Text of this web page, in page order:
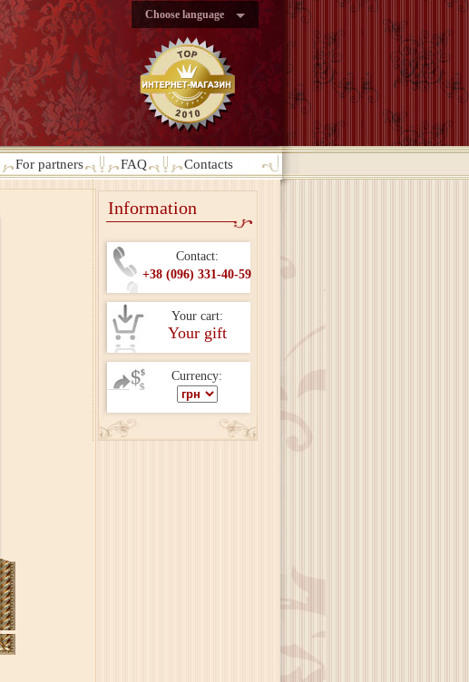
Choose language
For partners FAQ Contacts
Information
Contact:
+38 (096) 331-40-59
Your cart:
Your gift
Currency: